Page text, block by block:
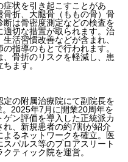
状を引き起こすことがあ
骨折、大腿骨（ももの骨）骨
は骨密度測定などの検査を
切な措置が取られます。治
活習慣改善などが含まれ、
指導のもとで行われます。
骨折のリスクを軽減し、患
ます。
の附属治療院にて副院長を
2025年7月に開業20周年を
ン評価を導入した正統派カ
、新規患者の約7割が紹介
よるネットワークを確立。医
パルス等のプロアスリート
ティック院を運営。